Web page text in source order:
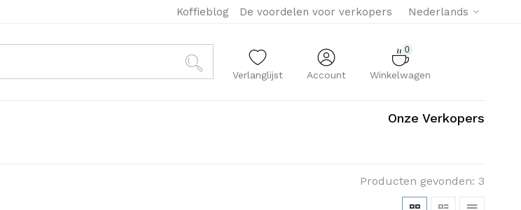
Nederlands
Koffieblog De voordelen voor verkopers
Verlanglijst Account
0
Winkelwagen
Onze Verkopers
Producten gevonden: 3